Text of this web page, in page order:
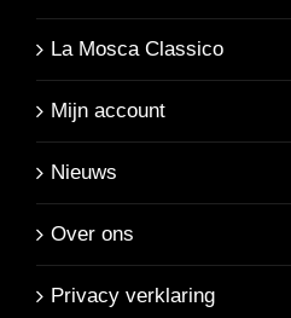
La Mosca Classico
Mijn account
Nieuws
Over ons
Privacy verklaring